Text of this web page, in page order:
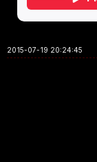
2015-07-19 20:24:45